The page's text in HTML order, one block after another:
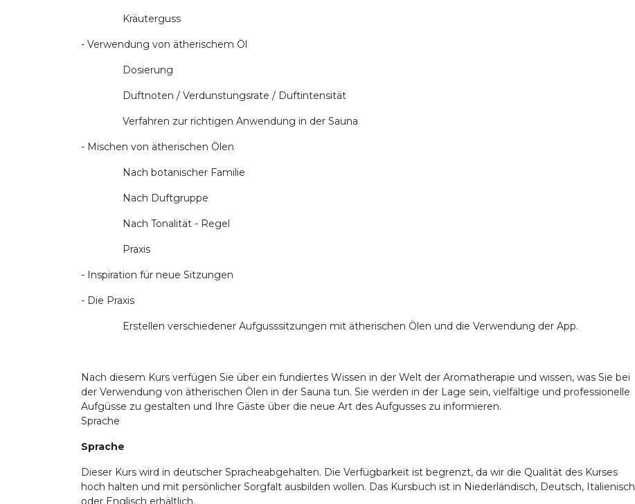
Kräuterguss
- Verwendung von ätherischem Öl
Dosierung
Duftnoten / Verdunstungsrate / Duftintensität
Verfahren zur richtigen Anwendung in der Sauna
- Mischen von ätherischen Ölen
Nach botanischer Familie
Nach Duftgruppe
Nach Tonalität - Regel
Praxis
- Inspiration für neue Sitzungen
- Die Praxis
Erstellen verschiedener Aufgusssitzungen mit ätherischen Ölen und die Verwendung der App.
Nach diesem Kurs verfügen Sie über ein fundiertes Wissen in der Welt der Aromatherapie und wissen, was Sie bei
der Verwendung von ätherischen Ölen in der Sauna tun. Sie werden in der Lage sein, vielfältige und professionelle
Aufgüsse zu gestalten und Ihre Gäste über die neue Art des Aufgusses zu informieren.
Sprache
Sprache
Dieser Kurs wird in deutscher Spracheabgehalten. Die Verfügbarkeit ist begrenzt, da wir die Qualität des Kurses
hoch halten und mit persönlicher Sorgfalt ausbilden wollen. Das Kursbuch ist in Niederländisch, Deutsch, Italienisch
oder Englisch erhältlich.